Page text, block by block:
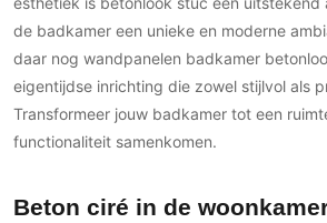
de badkamer een unieke en moderne
daar nog wandpanelen badkamer
eigentijdse inrichting die zowel stijlvol als
Transformeer jouw badkamer tot een
functionaliteit samenkomen.
Beton ciré in de woonkamer